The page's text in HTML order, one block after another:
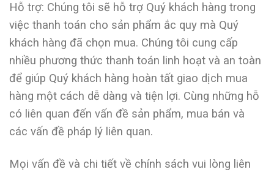
Hỗ trợ: Chúng tôi sẽ hỗ trợ Quý khách hàng trong
việc thanh toán cho sản phẩm ắc quy mà Quý
khách hàng đã chọn mua. Chúng tôi cung cấp
nhiều phương thức thanh toán linh hoạt và an toàn
để giúp Quý khách hàng hoàn tất giao dịch mua
hàng một cách dễ dàng và tiện lợi. Cùng những hỗ
có liên quan đến vấn đề sản phẩm, mua bán và
các vấn đề pháp lý liên quan.
Mọi vấn đề và chi tiết về chính sách vui lòng liên